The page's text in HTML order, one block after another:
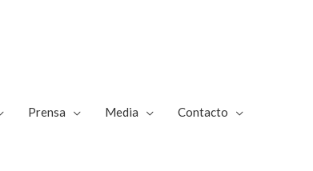
Prensa Media Contacto